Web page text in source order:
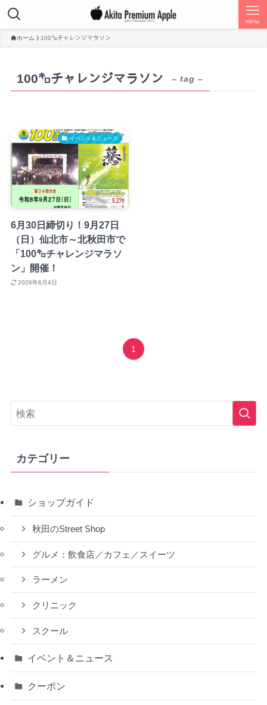
menu
ホーム 100㌔チャレンジマラソン
100㌔チャレンジマラソン – tag –
イベント＆ニュース
6月30日締切り！9月27日
（日）仙北市～北秋田市で
「100㌔チャレンジマラソ
ン」開催！
2026年6月4日
1
カテゴリー
ショップガイド
秋田のStreet Shop
グルメ：飲食店／カフェ／スイーツ
ラーメン
クリニック
スクール
イベント＆ニュース
クーポン